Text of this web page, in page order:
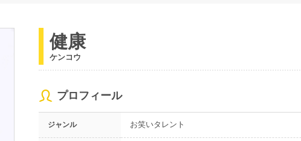
健康
ケンコウ
プロフィール
ジャンル お笑いタレント